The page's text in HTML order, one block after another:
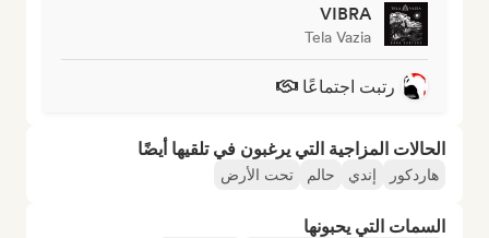
VIBRA
Tela Vazia
رتبت اجتماعًا
الحالات المزاجية التي يرغبون في تلقيها أيضًا
هاردكور إندي حالم تحت الأرض
السمات التي يحبونها